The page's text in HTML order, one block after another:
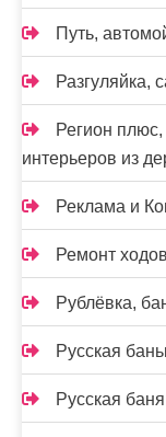
Путь,
Разгуляйка,
Регион
интерьеров из
Реклама и
Ремонт
Рублёвка,
Русская
Русская баня